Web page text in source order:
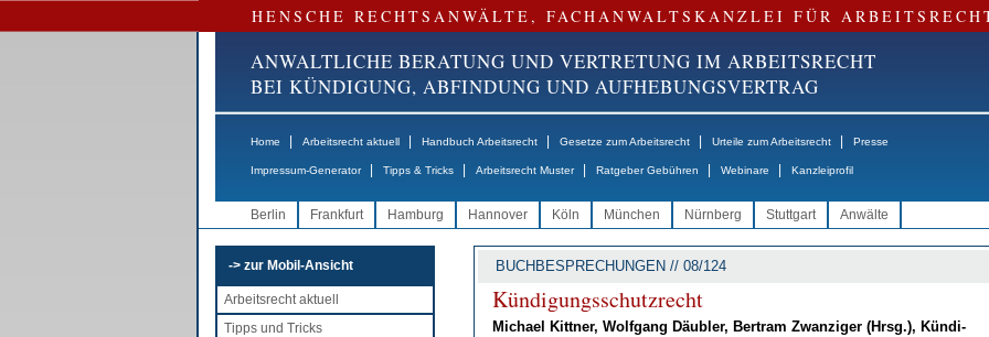
HENSCHE RECHTSANWÄLTE, FACHANWALTSKANZLEI FÜR
ANWALTLICHE BERATUNG UND VERTRETUNG IM ARBEITSRECHT
BEI KÜNDIGUNG, ABFINDUNG UND AUFHEBUNGSVERTRAG
Home Arbeitsrecht aktuell Handbuch Arbeitsrecht Gesetze zum Arbeitsrecht Urteile zum Arbeitsrecht Presse
Impressum-Generator Tipps & Tricks Arbeitsrecht Muster Ratgeber Gebühren Webinare Kanzleiprofil
Berlin Frankfurt Hamburg Hannover Köln München Nürnberg Stuttgart Anwälte
-> zur Mobil-Ansicht
Arbeitsrecht aktuell
Tipps und Tricks
BUCHBESPRECHUNGEN // 08/124
Kün­di­gungs­schutz­recht
Mi­cha­el Kitt­ner, Wolf­gang Däu­bler, Ber­tram Zwan­zi­ger (Hrsg.), Kün­di­